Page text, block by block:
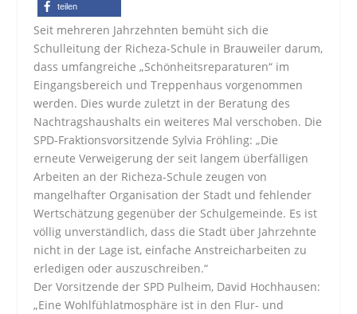
teilen
Seit mehreren Jahrzehnten bemüht sich die
Schulleitung der Richeza-Schule in Brauweiler darum,
dass umfangreiche „Schönheitsreparaturen“ im
Eingangsbereich und Treppenhaus vorgenommen
werden. Dies wurde zuletzt in der Beratung des
Nachtragshaushalts ein weiteres Mal verschoben. Die
SPD-Fraktionsvorsitzende Sylvia Fröhling: „Die
erneute Verweigerung der seit langem überfälligen
Arbeiten an der Richeza-Schule zeugen von
mangelhafter Organisation der Stadt und fehlender
Wertschätzung gegenüber der Schulgemeinde. Es ist
völlig unverständlich, dass die Stadt über Jahrzehnte
nicht in der Lage ist, einfache Anstreicharbeiten zu
erledigen oder auszuschreiben.“
Der Vorsitzende der SPD Pulheim, David Hochhausen:
„Eine Wohlfühlatmosphäre ist in den Flur- und